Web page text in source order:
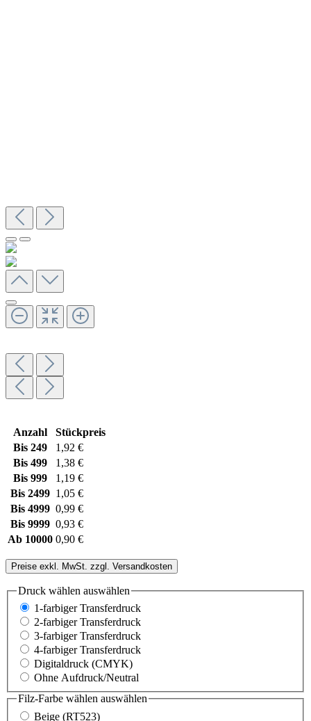
Anzahl
Stückpreis
Bis 249
1,92 €
Bis 499
1,38 €
Bis 999
1,19 €
Bis 2499 1,05 €
Bis 4999 0,99 €
Bis 9999 0,93 €
Ab 10000 0,90 €
Preise exkl. MwSt. zzgl. Versandkosten
Druck wählen auswählen
1-farbiger Transferdruck
2-farbiger Transferdruck
3-farbiger Transferdruck
4-farbiger Transferdruck
Digitaldruck (CMYK)
Ohne Aufdruck/Neutral
Filz-Farbe wählen auswählen
Beige (RT523)